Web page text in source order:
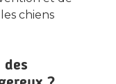
chiens